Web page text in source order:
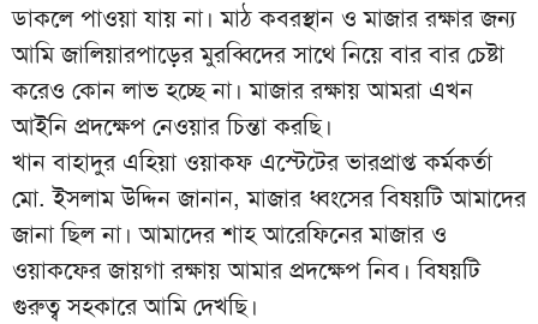
ডাকলে পাওয়া যায় না। মাঠ কবরস্থান ও মাজার রক্ষার জন্য
আমি জালিয়ারপাড়ের মুরব্বিদের সাথে নিয়ে বার বার চেষ্টা
করেও কোন লাভ হচ্ছে না। মাজার রক্ষায় আমরা এখন
আইনি প্রদক্ষেপ নেওয়ার চিন্তা করছি।
খান বাহাদুর এহিয়া ওয়াকফ এস্টেটের ভারপ্রাপ্ত কর্মকর্তা
মো. ইসলাম উদ্দিন জানান, মাজার ধ্বংসের বিষয়টি আমাদের
জানা ছিল না। আমাদের শাহ আরেফিনের মাজার ও
ওয়াকফের জায়গা রক্ষায় আমার প্রদক্ষেপ নিব। বিষয়টি
গুরুত্ব সহকারে আমি দেখছি।